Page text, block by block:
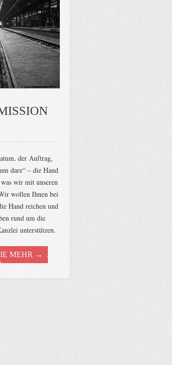
der Auftrag,
dare“ – die Hand
wir mit unseren
wollen Ihnen bei
Hand reichen und
rund um die
unterstützen.
MEHR →